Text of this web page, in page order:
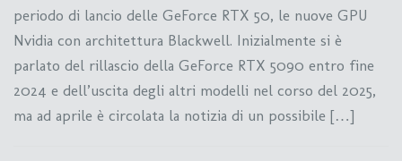
periodo di lancio delle GeForce RTX 50, le nuove GPU
Nvidia con architettura Blackwell. Inizialmente si è
parlato del rillascio della GeForce RTX 5090 entro fine
2024 e dell’uscita degli altri modelli nel corso del 2025,
ma ad aprile è circolata la notizia di un possibile […]